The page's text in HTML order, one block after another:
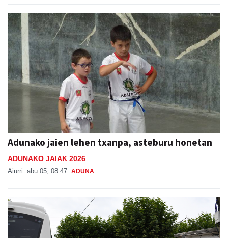
Adunako jaien lehen txanpa, asteburu honetan
ADUNAKO JAIAK 2026
Aiurri abu 05, 08:47 ADUNA